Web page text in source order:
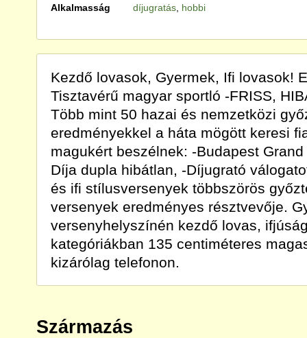
Alkalmasság díjugratás, hobbi
Kezdő lovasok, Gyermek, Ifi lovasok!
Tisztavérű magyar sportló -FRISS,
Több mint 50 hazai és nemzetközi
eredményekkel a háta mögött keresi
magukért beszélnek: -Budapest
Díja dupla hibátlan, -Díjugrató
és ifi stílusversenyek többszörös
versenyek eredményes résztvevője.
versenyhelyszínén kezdő lovas,
kategóriákban 135 centiméteres
kizárólag telefonon.
Származás